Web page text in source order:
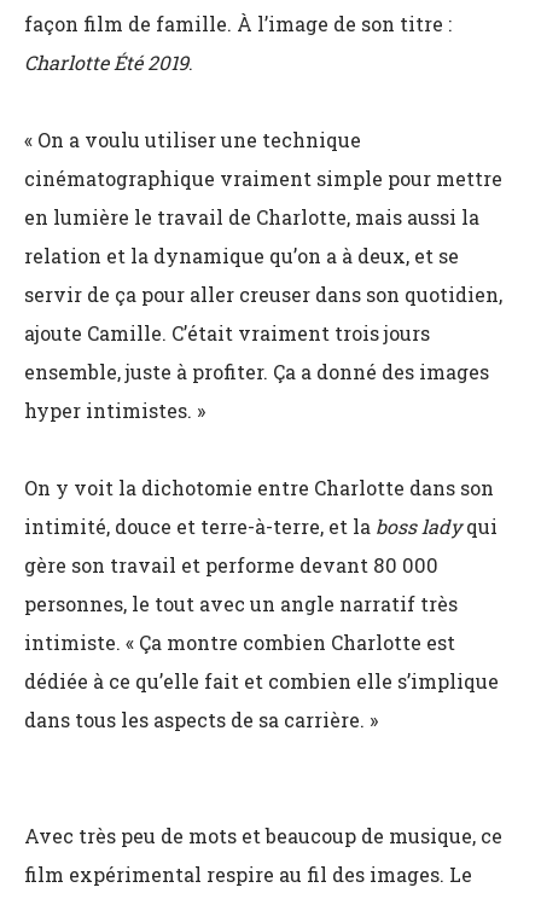
façon film de famille. À l’image de son titre :
Charlotte Été 2019.
« On a voulu utiliser une technique
cinématographique vraiment simple pour mettre
en lumière le travail de Charlotte, mais aussi la
relation et la dynamique qu’on a à deux, et se
servir de ça pour aller creuser dans son quotidien,
ajoute Camille. C’était vraiment trois jours
ensemble, juste à profiter. Ça a donné des images
hyper intimistes. »
On y voit la dichotomie entre Charlotte dans son
intimité, douce et terre-à-terre, et la boss ladyqui
gère son travail et performe devant 80 000
personnes, le tout avec un angle narratif très
intimiste. « Ça montre combien Charlotte est
dédiée à ce qu’elle fait et combien elle s’implique
dans tous les aspects de sa carrière. »
Avec très peu de mots et beaucoup de musique, ce
film expérimental respire au fil des images. Le